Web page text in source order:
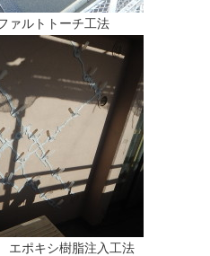
ァルトトーチ工法
ポキシ樹脂注入工法